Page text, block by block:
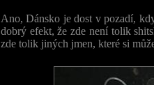
Ano, Dánsko je dost v pozadí,
dobrý efekt, že zde není tolik
zde tolik jiných jmen, které si